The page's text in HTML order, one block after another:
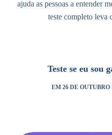
ajuda as pessoas a entender
teste completo leva
Teste se eu sou
EM 26 DE OUTUBRO